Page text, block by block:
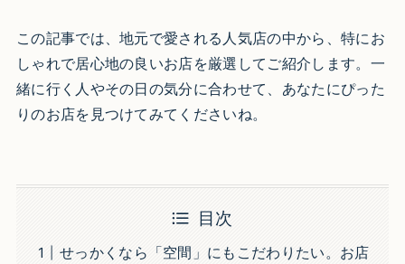
この記事では、地元で愛される人気店の中から、特にお
しゃれで居心地の良いお店を厳選してご紹介します。一
緒に行く人やその日の気分に合わせて、あなたにぴった
りのお店を見つけてみてくださいね。
目次
せっかくなら「空間」にもこだわりたい。お店